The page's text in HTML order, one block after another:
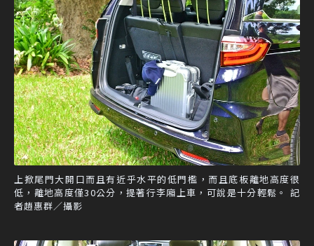
上掀尾門大開口而且有近乎水平的低門檻，而且底板離地高度很
低，離地高度僅30公分，提著行李廂上車，可說是十分輕鬆。 記
者趙惠群／攝影